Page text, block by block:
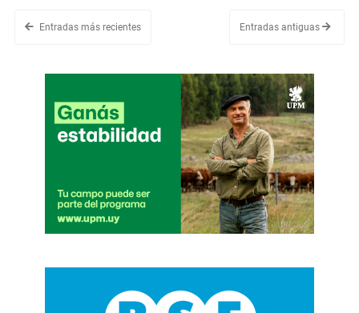
Entradas más recientes Entradas antiguas